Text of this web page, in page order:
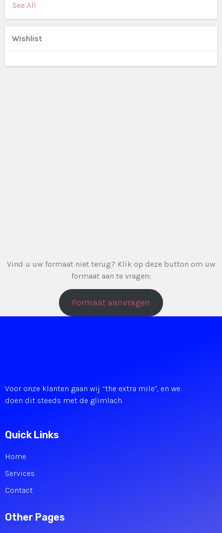
See All
Wishlist
Vind u uw formaat niet terug? Klik op deze button om uw
formaat aan te vragen:
Formaat aanvragen
Voor onze klanten gaan wij “the extra mile”, en we
doen dit steeds met de glimlach.
Quick Links
Home
Services
Contact
Other Pages